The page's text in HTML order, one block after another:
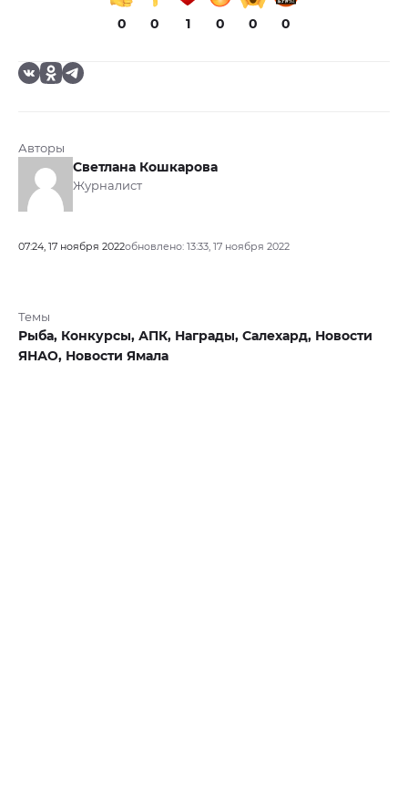
0 0 1 0 0 0
Авторы
Светлана Кошкарова
Журналист
07:24, 17 ноября 2022обновлено: 13:33, 17 ноября 2022
Темы
Рыба, Конкурсы, АПК, Награды, Салехард, Новости
ЯНАО, Новости Ямала